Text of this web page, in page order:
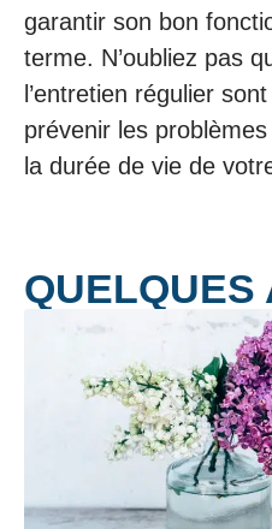
garantir son bon
terme. N’oubliez pas
l’entretien régulier
prévenir les
la durée de vie de
QUELQUES